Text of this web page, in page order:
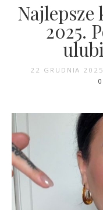
21 KWIETNIA
PDRN?
glass
domu” z
od
Najlepsze
2025.
22 GRUDNIA 2025